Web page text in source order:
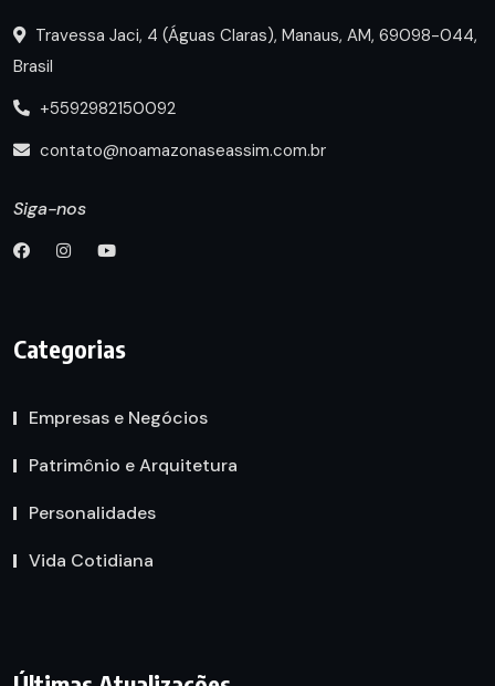
Travessa Jaci, 4 (Águas Claras), Manaus, AM, 69098-044,
Brasil
+5592982150092
contato@noamazonaseassim.com.br
Siga-nos
Categorias
Empresas e Negócios
Patrimônio e Arquitetura
Personalidades
Vida Cotidiana